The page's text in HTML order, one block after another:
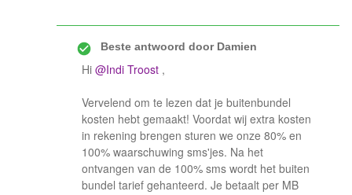
Beste antwoord doorDamien
Hi @Indi Troost ,
Vervelend om te lezen dat je buitenbundel
kosten hebt gemaakt! Voordat wij extra kosten
in rekening brengen sturen we onze 80% en
100% waarschuwing sms'jes. Na het
ontvangen van de 100% sms wordt het buiten
bundel tarief gehanteerd. Je betaalt per MB